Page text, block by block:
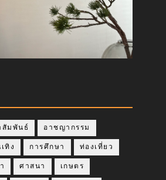
สัมพันธ์ อาชญากรรม
ทิง การศึกษา ท่องเที่ยว
ศาสนา เกษตร